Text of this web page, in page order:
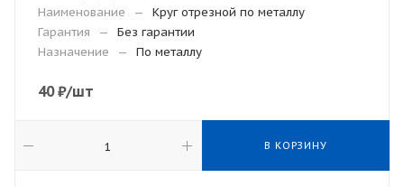
Наименование
—
Круг отрезной по металлу
Гарантия
—
Без гарантии
Назначение
— По металлу
40₽/шт
В КОРЗИНУ